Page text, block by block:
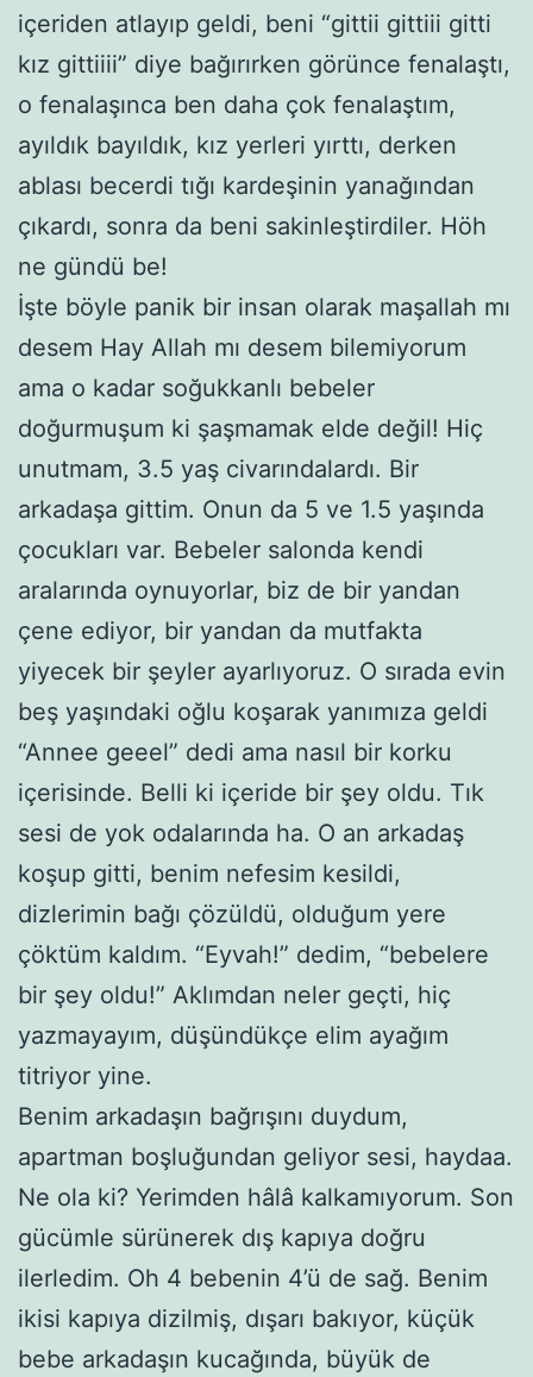
içeriden atlayıp geldi, beni “gittii gittiii gitti
kız gittiiii” diye bağırırken görünce fenalaştı,
o fenalaşınca ben daha çok fenalaştım,
ayıldık bayıldık, kız yerleri yırttı, derken
ablası becerdi tığı kardeşinin yanağından
çıkardı, sonra da beni sakinleştirdiler. Höh
ne gündü be!
İşte böyle panik bir insan olarak maşallah mı
desem Hay Allah mı desem bilemiyorum
ama o kadar soğukkanlı bebeler
doğurmuşum ki şaşmamak elde değil! Hiç
unutmam, 3.5 yaş civarındalardı. Bir
arkadaşa gittim. Onun da 5 ve 1.5 yaşında
çocukları var. Bebeler salonda kendi
aralarında oynuyorlar, biz de bir yandan
çene ediyor, bir yandan da mutfakta
yiyecek bir şeyler ayarlıyoruz. O sırada evin
beş yaşındaki oğlu koşarak yanımıza geldi
“Annee geeel” dedi ama nasıl bir korku
içerisinde. Belli ki içeride bir şey oldu. Tık
sesi de yok odalarında ha. O an arkadaş
koşup gitti, benim nefesim kesildi,
dizlerimin bağı çözüldü, olduğum yere
çöktüm kaldım. “Eyvah!” dedim, “bebelere
bir şey oldu!” Aklımdan neler geçti, hiç
yazmayayım, düşündükçe elim ayağım
titriyor yine.
Benim arkadaşın bağrışını duydum,
apartman boşluğundan geliyor sesi, haydaa.
Ne ola ki? Yerimden hâlâ kalkamıyorum. Son
gücümle sürünerek dış kapıya doğru
ilerledim. Oh 4 bebenin 4’ü de sağ. Benim
ikisi kapıya dizilmiş, dışarı bakıyor, küçük
bebe arkadaşın kucağında, büyük de